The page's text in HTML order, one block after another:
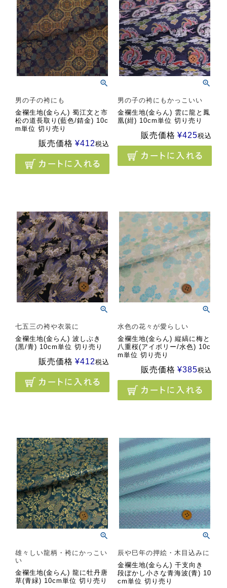
男の子の袴にも
金襴生地(金らん) 蜀江文と市
松の道長取り(藍色/錆金) 10c
m単位 切り売り
販売価格 ¥412税込
男の子の袴にもかっこいい
金襴生地(金らん) 雲に龍と鳳
凰(紺) 10cm単位 切り売り
販売価格 ¥425税込
七五三の袴や衣装に
金襴生地(金らん) 波しぶき
(黒/青) 10cm単位 切り売り
販売価格 ¥412税込
水色の花々が愛らしい
金襴生地(金らん) 縦縞に梅と
八重桜(アイボリー/水色) 10c
m単位 切り売り
販売価格 ¥385税込
雄々しい龍柄・袴にかっこい
い
金襴生地(金らん) 龍に牡丹唐
草(青緑) 10cm単位 切り売り
辰や巳年の押絵・木目込みに
金襴生地(金らん) 干支向き
段ぼかし小さな青海波(青) 10
cm単位 切り売り